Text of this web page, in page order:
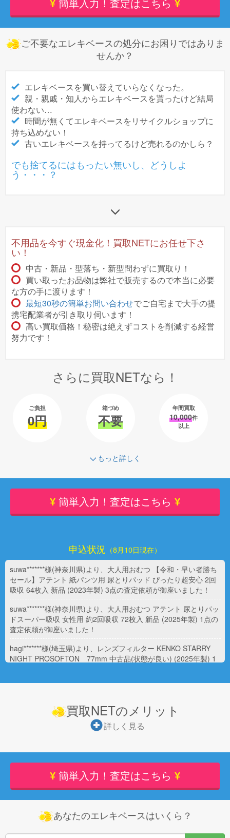
ご不要なエレキベースの処分にお困りではありま
せんか？
エレキベースを買い替えていらなくなった。
親・親戚・知人からエレキベースを貰ったけど結局
使わない…
時間が無くてエレキベースをリサイクルショップに
持ち込めない！
古いエレキベースを持ってるけど売れるのかしら？
でも捨てるにはもったい無いし、どうしよ
う・・・？
不用品を今すぐ現金化！買取NETにお任せ下さ
い！
中古・新品・型落ち・新型問わずに買取り！
買い取ったお品物は弊社で販売するので本当に必要
な方の手に渡ります！
最短30秒の簡単お問い合わせでご自宅まで大手の提
携宅配業者が引き取り伺います！
高い買取価格！秘密は絶えずコストを削減する経営
努力です！
さらに買取NETなら！
ご負担
0円
箱づめ
不要
年間買取
10,000件
以上
もっと詳しく
¥ 簡単入力！査定はこちら ¥
申込状況 （8月10日現在）
suwa*******様(神奈川県)より、大人用おむつ 【令和・早い者勝ち
セール】アテント 紙パンツ用 尿とりパッド ぴったり超安心 2回
吸収 64枚入 新品 (2023年製) 3点の査定依頼が御座いました！
suwa*******様(神奈川県)より、大人用おむつ アテント 尿とりパッ
ドスーパー吸収 女性用 約2回吸収 72枚入 新品 (2025年製) 1点の
査定依頼が御座いました！
hagi*******様(埼玉県)より、レンズフィルター KENKO STARRY
NIGHT PROSOFTON 77mm 中古品(状態が良い) (2025年製) 1
hagi*******様(埼玉県)より、レンズフィルター KENKO PRO1D
hagi*******様(埼玉県)より、レンズフィルター KENKO PRO1
Digital 72mm 中古品(状態が良い) (2024年製) 1点の査定依頼が御
座いました！
い回りでポイント最大10倍! 11/1 0:00 〜 11/1 23:59】ユニチャ
買取NETのメリット
詳しく見る
¥ 簡単入力！査定はこちら ¥
あなたのエレキベースはいくら？